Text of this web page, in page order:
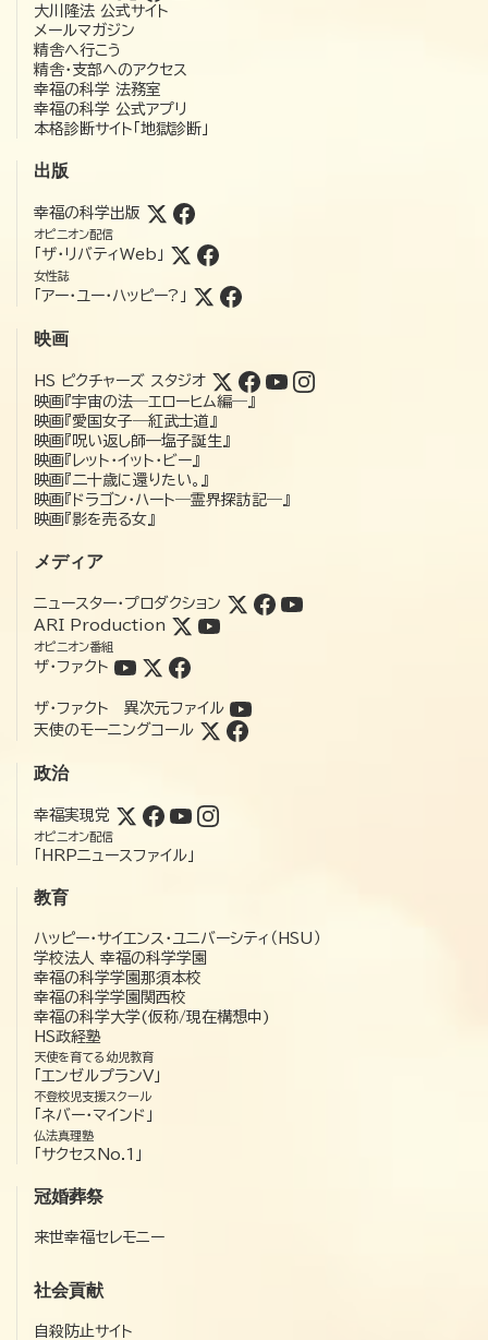
大川隆法 公式サイト
メールマガジン
精舎へ行こう
精舎・支部へのアクセス
幸福の科学 法務室
幸福の科学 公式アプリ
本格診断サイト「地獄診断」
出版
幸福の科学出版
オピニオン配信
「ザ・リバティWeb」
女性誌
「アー・ユー・ハッピー?」
映画
HS ピクチャーズ スタジオ
映画『宇宙の法―エローヒム編―』
映画『愛国女子―紅武士道』
映画『呪い返し師—塩子誕生』
映画『レット・イット・ビー』
映画『二十歳に還りたい。』
映画『ドラゴン・ハート―霊界探訪記―』
映画『影を売る女』
メディア
ニュースター・プロダクション
ARI Production
オピニオン番組
ザ・ファクト
ザ・ファクト 異次元ファイル
天使のモーニングコール
政治
幸福実現党
オピニオン配信
「HRPニュースファイル」
教育
ハッピー・サイエンス・ユニバーシティ（HSU）
学校法人 幸福の科学学園
幸福の科学学園那須本校
幸福の科学学園関西校
幸福の科学大学(仮称/現在構想中)
HS政経塾
天使を育てる幼児教育
「エンゼルプランV」
不登校児支援スクール
「ネバー・マインド」
仏法真理塾
「サクセスNo.1」
冠婚葬祭
来世幸福セレモニー
社会貢献
自殺防止サイト